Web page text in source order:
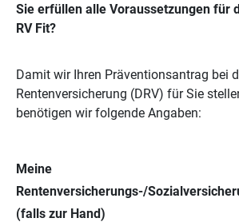
Sie erfüllen alle Voraussetzungen für
RV Fit?
Damit wir Ihren Präventionsantrag bei
Rentenversicherung (DRV) für Sie
benötigen wir folgende Angaben:
Meine
Rentenversicherungs-/
(falls zur Hand)